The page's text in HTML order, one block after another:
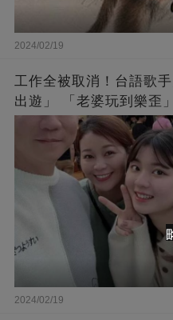
2024/02/19
工作全被取消！台語歌
出遊」 「老婆玩到樂歪
2024/02/19